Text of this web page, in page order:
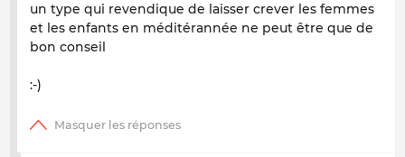
un type qui revendique de laisser crever les femmes
et les enfants en méditérannée ne peut être que de
bon conseil
:-)